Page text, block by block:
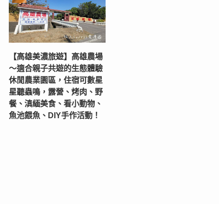
【高雄美濃旅遊】高雄農場
〜適合親子共遊的生態體驗
休閒農業園區，住宿可數星
星聽蟲鳴，露營、烤肉、野
餐、滇緬美食、看小動物、
魚池餵魚、DIY手作活動！